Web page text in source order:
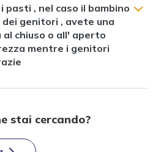
pasti , nel caso il bambino
genitori , avete una
chiuso o all' aperto
mentre i genitori
stai cercando?